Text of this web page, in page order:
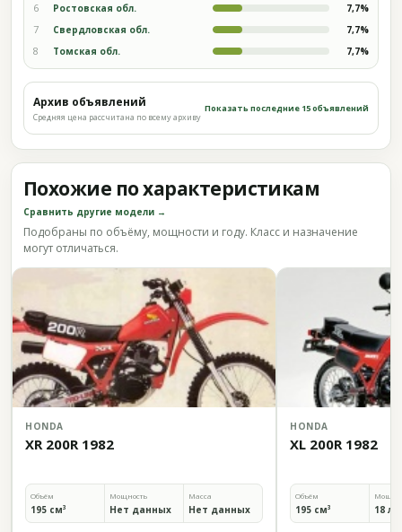
6 Ростовская обл. 7,7%
7 Свердловская обл. 7,7%
8 Томская обл. 7,7%
Архив объявлений
Средняя цена рассчитана по всему архиву
Показать последние 15 объявлений
Похожие по характеристикам
Сравнить другие модели →
Подобраны по объёму, мощности и году. Класс и назначение
могут отличаться.
HONDA
XR 200R 1982
Объём
195 см³
Мощность
Нет данных
Масса
Нет данных
HONDA
XL 200R 1982
Объём
195 см³ 18